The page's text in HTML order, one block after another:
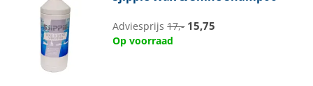
Adviesprijs17,- 15,75
Op voorraad